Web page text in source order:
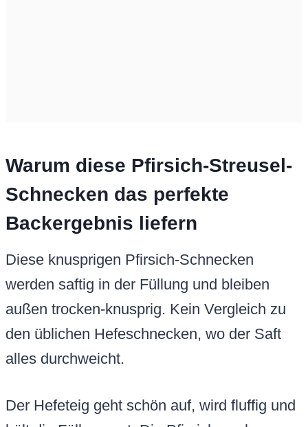
Warum diese Pfirsich-Streusel-
Schnecken das perfekte
Backergebnis liefern
Diese knusprigen Pfirsich-Schnecken
werden saftig in der Füllung und bleiben
außen trocken-knusprig. Kein Vergleich zu
den üblichen Hefeschnecken, wo der Saft
alles durchweicht.
Der Hefeteig geht schön auf, wird fluffig und